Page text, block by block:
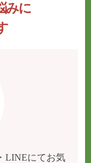
みに
LINEにてお気